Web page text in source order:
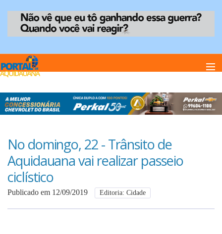
Home
Anuncie
Anuncie
No domingo, 22 - Trânsito de
Aquidauana vai realizar passeio
ciclístico
Publicado em 12/09/2019 Editoria: Cidade